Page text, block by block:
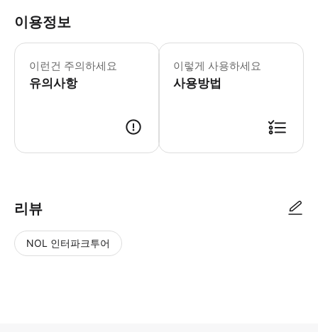
이용정보
이런건 주의하세요
유의사항
바우처 유효기간 : 예약 참가일만 유효
이렇게 사용하세요
사용방법
리뷰
NOL 인터파크투어